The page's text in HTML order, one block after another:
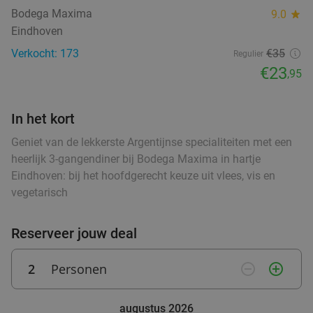
food
food
34%
Wandelarrangement + appelflap + koffie/thee
+ borrelplank bij Eetcafé Manege Meulendijks
Heeze
Verkocht: 85 Regulier €21,20
€13
Godfried de Vocht De Echte Bakker
Godfried de Vocht De Echte Bakker
star
Bodega Maxima 9.0 star
Eindhoven
Verkocht: 173
Regulier €35
€23,95
In het kort
Geniet van de lekkerste Argentijnse specialiteiten met een
heerlijk 3-gangendiner bij Bodega Maxima in hartje
Eindhoven: bij het hoofdgerecht keuze uit vlees, vis en
vegetarisch
Reserveer jouw deal
2 Personen add_circle_outline
augustus 2026